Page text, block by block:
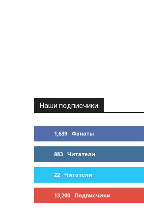
Наши подписчики
1,639 Фанаты
883 Читатели
22 Читатели
13,200 Подписчики